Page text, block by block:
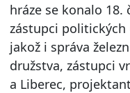
hráze se konalo 18.
zástupci politických
jakož i správa
družstva, zástupci
a Liberec,